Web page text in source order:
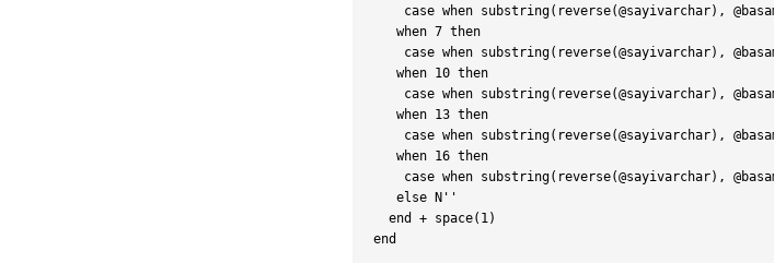
case when substring(reverse(@sayivarchar),
   when 7 then
case when substring(reverse(@sayivarchar),
   when 10 then
case when substring(reverse(@sayivarchar),
   when 13 then
case when substring(reverse(@sayivarchar),
   when 16 then
case when substring(reverse(@sayivarchar),
   else N''
  end + space(1)
end